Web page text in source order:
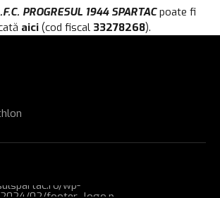
PROGRESUL 1944 SPARTACpoate fi
aici(cod fiscal 33278268).